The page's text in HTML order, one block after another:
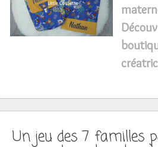
Un jeu des 7 familles